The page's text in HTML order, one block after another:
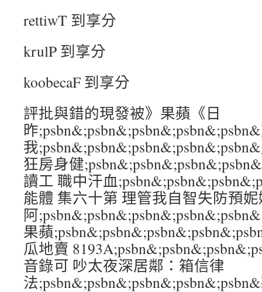
rettiwT 到享分
krulP 到享分
koobecaF 到享分
評批與錯的現發被》果蘋《日
昨
我
狂房身健
讀工 職中汗血
能體 集六十第 理管我自智失防預
阿
果蘋
瓜地賣
音錄可 吵太夜深居鄰：箱信律
法